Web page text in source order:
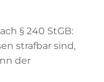
§ 240 StGB:
strafbar sind,
der